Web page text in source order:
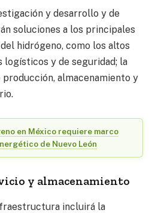
y desarrollo y de
soluciones a los principales
hidrógeno, como los altos
logísticos y de seguridad; la
almacenamiento y
en México requiere marco
de Nuevo León
y almacenamiento
incluirá la